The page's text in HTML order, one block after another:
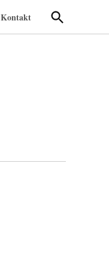
Kontakt
Suche
öffnen